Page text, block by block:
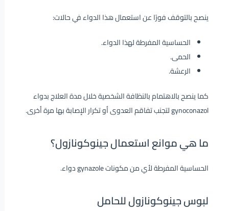
ينصح بالتوقف فورًا عن استعمال هذا الدواء في حالات:
الحساسية المفرطة لهذا الدواء.
الحمى.
الرعشة.
كما ينصح بالاهتمام بالنظافة الشخصية خلال مدة العلاج بدواء
gynoconazol لتجنب تفاقم العدوى أو تكرار الإصابة بها مرة أخرى.
ما هي موانع استعمال جينوكونازول؟
الحساسية المفرطة لأي من مكوناتgynazole دواء .
لبوس جينوكونازول للحامل